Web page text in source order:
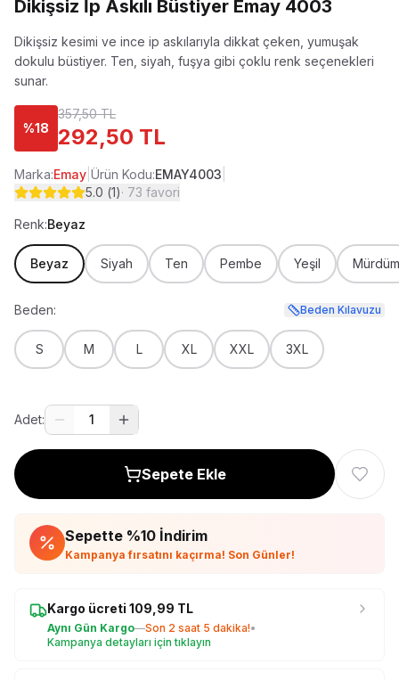
Dikişsiz İp Askılı Büstiyer Emay 4003
Dikişsiz kesimi ve ince ip askılarıyla dikkat çeken, yumuşak
dokulu büstiyer. Ten, siyah, fuşya gibi çoklu renk seçenekleri
sunar.
%18
357,50 TL
292,50 TL
Marka:Emay Ürün Kodu:EMAY4003
5.0 (1)· 73 favori
Renk:Beyaz
Beyaz Siyah Ten Pembe Yeşil Mürdüm
Beden: Beden Kılavuzu
S M L XL XXL 3XL
Adet: 1
Sepete Ekle
Sepette %10 İndirim
Kampanya fırsatını kaçırma! Son Günler!
Kargo ücreti 109,99 TL
Aynı Gün Kargo—Son 2 saat 5 dakika!•
Kampanya detayları için tıklayın